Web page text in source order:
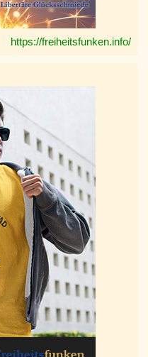
https://freiheitsfunken.info/